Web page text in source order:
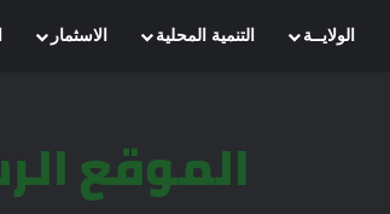
الرئيسيةالولايــة التنمية المحلية الاسثمار